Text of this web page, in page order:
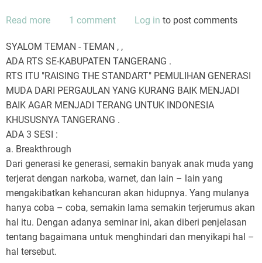
Read more about
(Raising
The
Standart)
1 comment Log in to post comments
SYALOM TEMAN - TEMAN , ,
ADA RTS SE-KABUPATEN TANGERANG .
RTS ITU "RAISING THE STANDART" PEMULIHAN GENERASI
MUDA DARI PERGAULAN YANG KURANG BAIK MENJADI
BAIK AGAR MENJADI TERANG UNTUK INDONESIA
KHUSUSNYA TANGERANG .
ADA 3 SESI :
a. Breakthrough
Dari generasi ke generasi, semakin banyak anak muda yang
terjerat dengan narkoba, warnet, dan lain – lain yang
mengakibatkan kehancuran akan hidupnya. Yang mulanya
hanya coba – coba, semakin lama semakin terjerumus akan
hal itu. Dengan adanya seminar ini, akan diberi penjelasan
tentang bagaimana untuk menghindari dan menyikapi hal –
hal tersebut.